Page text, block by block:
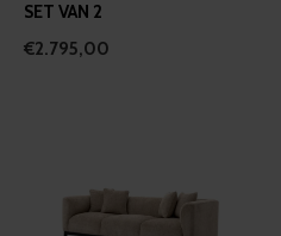
SET VAN 2
€2.795,00